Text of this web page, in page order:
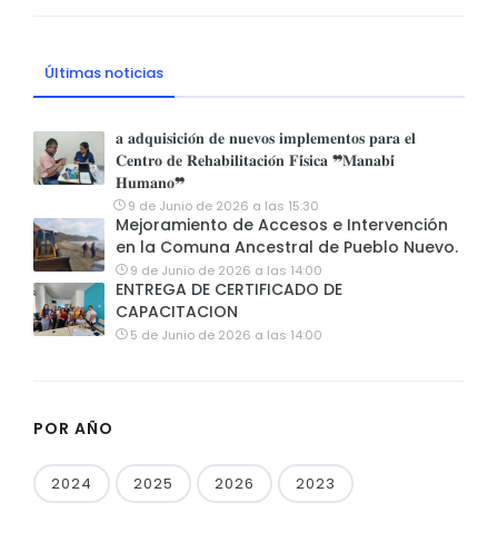
Últimas noticias
𝐚 𝐚𝐝𝐪𝐮𝐢𝐬𝐢𝐜𝐢𝐨́𝐧 𝐝𝐞 𝐧𝐮𝐞𝐯𝐨𝐬 𝐢𝐦𝐩𝐥𝐞𝐦𝐞𝐧𝐭𝐨𝐬 𝐩𝐚𝐫𝐚 𝐞𝐥
𝐂𝐞𝐧𝐭𝐫𝐨 𝐝𝐞 𝐑𝐞𝐡𝐚𝐛𝐢𝐥𝐢𝐭𝐚𝐜𝐢𝐨́𝐧 𝐅𝐢́𝐬𝐢𝐜𝐚 ❞𝐌𝐚𝐧𝐚𝐛𝐢́
𝐇𝐮𝐦𝐚𝐧𝐨❞
9 de Junio de 2026 a las 15:30
Mejoramiento de Accesos e Intervención
en la Comuna Ancestral de Pueblo Nuevo.
9 de Junio de 2026 a las 14:00
ENTREGA DE CERTIFICADO DE
CAPACITACION
5 de Junio de 2026 a las 14:00
POR AÑO
2024 2025 2026 2023